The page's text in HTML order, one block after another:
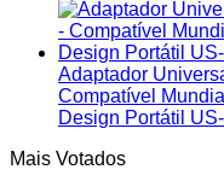
Adaptador
Compatível
Design Portátil
Mais Votados